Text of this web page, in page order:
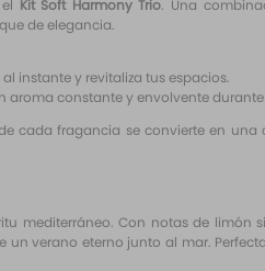
Kit Soft Harmony Trio. Una
de elegancia.
instante y revitaliza tus espacios.
aroma constante y envolvente
cada fragancia se convierte en
mediterráneo. Con notas de limón
verano eterno junto al mar.